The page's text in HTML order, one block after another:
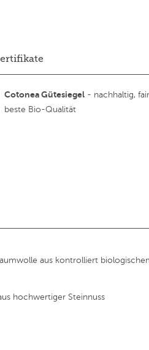
Cotonea Gütesiegel - nachhaltig,
beste Bio-Qualität
aus kontrolliert
hochwertiger Steinnuss